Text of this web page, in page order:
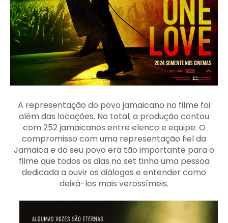
A representação do povo jamaicano no filme foi
além das locações. No total, a produção contou
com 252 jamaicanos entre elenco e equipe. O
compromisso com uma representação fiel da
Jamaica e do seu povo era tão importante para o
filme que todos os dias no set tinha uma pessoa
dedicada a ouvir os diálogos e entender como
deixá-los mais verossímeis.